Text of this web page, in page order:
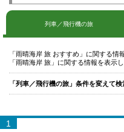
列車／飛行機の旅
「雨晴海岸 旅 おすすめ」に関する情
「雨晴海岸 旅」に関する情報を表示し
「列車／飛行機の旅」条件を変えて検
1